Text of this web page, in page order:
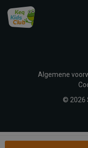
Algemene
© 2026